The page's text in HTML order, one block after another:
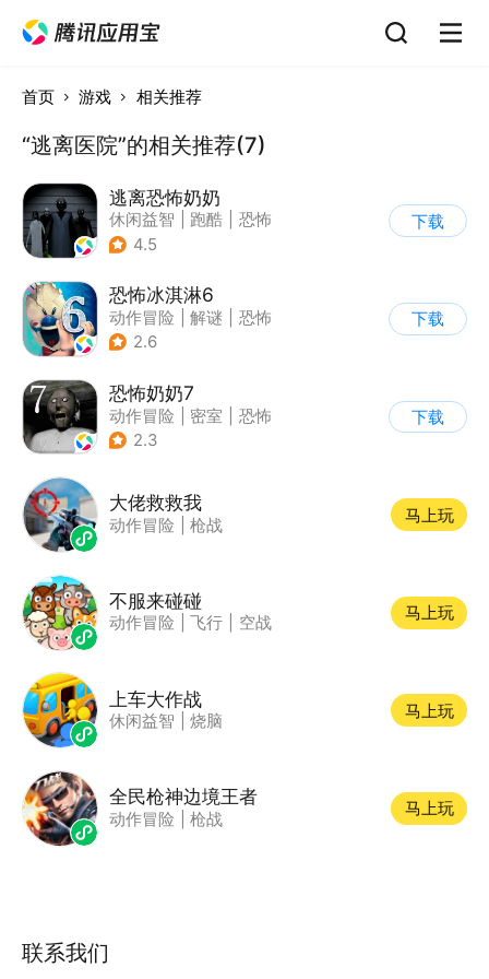
首页 游戏 相关推荐
“逃离医院”的相关推荐(7)
逃离恐怖奶奶
休闲益智 跑酷
恐怖
| 卡通
4.5
下载
恐怖冰淇淋6
动作冒险 解谜
恐怖
| 暗黑
2.6
下载
恐怖奶奶7
动作冒险 密室
恐怖
| 恐怖奶奶
2.3
下载
大佬救救我
动作冒险 枪战
马上玩
不服来碰碰
动作冒险 飞行 空战
马上玩
上车大作战
休闲益智 烧脑
马上玩
全民枪神边境王者
动作冒险 枪战
马上玩
联系我们